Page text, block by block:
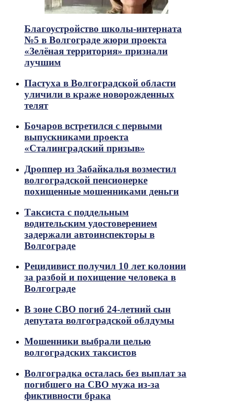
Благоустройство школы-интерната
№5 в Волгограде жюри проекта
«Зелёная территория» признали
лучшим
Пастуха в Волгоградской области
уличили в краже новорожденных
телят
Бочаров встретился с первыми
выпускниками проекта
«Сталинградский призыв»
Дроппер из Забайкалья возместил
волгоградской пенсионерке
похищенные мошенниками деньги
Таксиста с поддельным
водительским удостоверением
задержали автоинспекторы в
Волгограде
Рецидивист получил 10 лет колонии
за разбой и похищение человека в
Волгограде
В зоне СВО погиб 24-летний сын
депутата волгоградской облдумы
Мошенники выбрали целью
волгоградских таксистов
Волгоградка осталась без выплат за
погибшего на СВО мужа из-за
фиктивности брака